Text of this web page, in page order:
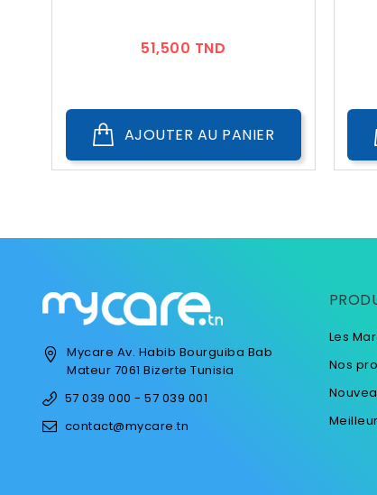
51,500 TND
AJOUTER AU PANIER
Mycare Av. Habib Bourguiba Bab
Mateur 7061 Bizerte Tunisia
57 039 000 - 57 039 001
contact@mycare.tn
Les
Nos